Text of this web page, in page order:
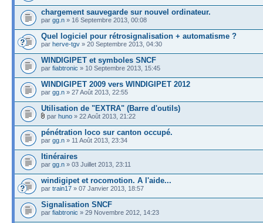
chargement sauvegarde sur nouvel ordinateur.
par gg.n » 16 Septembre 2013, 00:08
Quel logiciel pour rétrosignalisation + automatisme ?
par herve-tgv » 20 Septembre 2013, 04:30
WINDIGIPET et symboles SNCF
par fiabtronic » 10 Septembre 2013, 15:45
WINDIGIPET 2009 vers WINDIGIPET 2012
par gg.n » 27 Août 2013, 22:55
Utilisation de "EXTRA" (Barre d'outils)
par huno » 22 Août 2013, 21:22
pénétration loco sur canton occupé.
par gg.n » 11 Août 2013, 23:34
Itinéraires
par gg.n » 03 Juillet 2013, 23:11
windigipet et rocomotion. A l'aide...
par train17 » 07 Janvier 2013, 18:57
Signalisation SNCF
par fiabtronic » 29 Novembre 2012, 14:23